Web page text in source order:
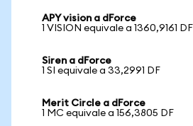
APY vision a dForce
1 VISION equivale a 1360,9161 DF
Siren a dForce
1 SI equivale a 33,2991 DF
Merit Circle a dForce
1 MC equivale a 156,3805 DF